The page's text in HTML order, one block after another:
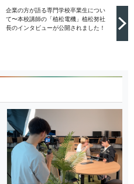
企業の方が語る専門学校卒業生につい
て〜本校講師の「植松電機」植松努社
長のインタビューが公開されました！